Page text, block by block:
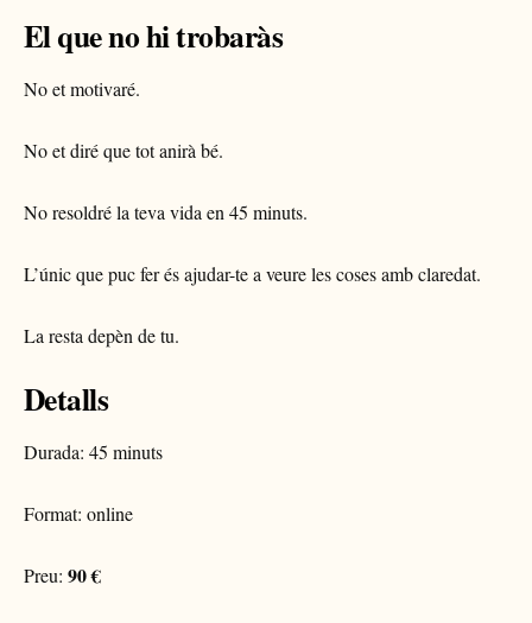
El que no hi trobaràs
No et motivaré.
No et diré que tot anirà bé.
No resoldré la teva vida en 45 minuts.
L’únic que puc fer és ajudar-te a veure les coses amb claredat.
La resta depèn de tu.
Detalls
Durada: 45 minuts
Format: online
Preu: 90 €